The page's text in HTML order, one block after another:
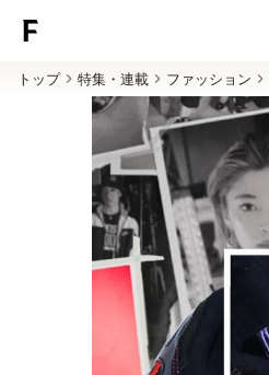
トップ 特集・連載 ファッション